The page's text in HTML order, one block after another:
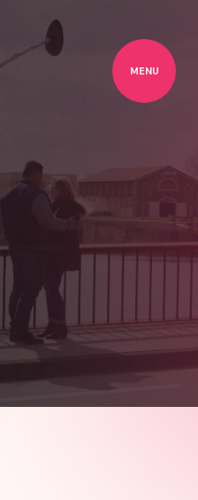
MENU